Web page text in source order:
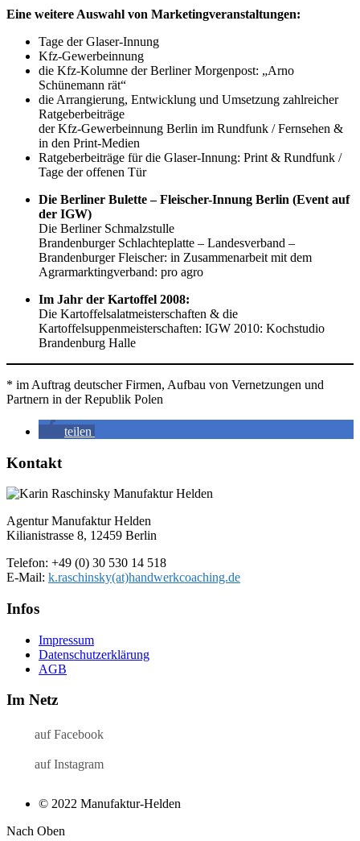
Eine weitere Auswahl von Marketingveranstaltungen:
Tage der Glaser-Innung
Kfz-Gewerbeinnung
die Kfz-Kolumne der Berliner Morgenpost: „Arno
Schünemann rät“
die Arrangierung, Entwicklung und Umsetzung zahlreicher
Ratgeberbeiträge
der Kfz-Gewerbeinnung Berlin im Rundfunk / Fernsehen &
in den Print-Medien
Ratgeberbeiträge für die Glaser-Innung: Print & Rundfunk /
Tage der offenen Tür
Die Berliner Bulette – Fleischer-Innung Berlin (Event auf
der IGW)
Die Berliner Schmalzstulle
Brandenburger Schlachteplatte – Landesverband –
Brandenburger Fleischer: in Zusammenarbeit mit dem
Agrarmarktingverband: pro agro
Im Jahr der Kartoffel 2008:
Die Kartoffelsalatmeisterschaften & die
Kartoffelsuppenmeisterschaften: IGW 2010: Kochstudio
Brandenburg Halle
* im Auftrag deutscher Firmen, Aufbau von Vernetzungen und
Partnern in der Republik Polen
teilen
Kontakt
Agentur Manufaktur Helden
Kilianistrasse 8, 12459 Berlin
Telefon: +49 (0) 30 530 14 518
E-Mail: k.raschinsky(at)handwerkcoaching.de
Infos
Impressum
Datenschutz­erklärung
AGB
Im Netz
auf Facebook
auf Instagram
© 2022 Manufaktur-Helden
Nach Oben